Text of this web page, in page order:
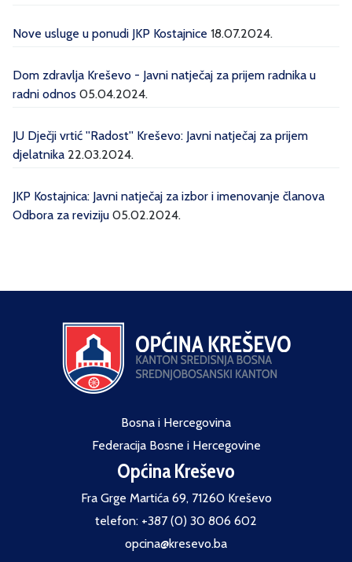
Nove usluge u ponudi JKP Kostajnice 18.07.2024.
Dom zdravlja Kreševo - Javni natječaj za prijem radnika u
radni odnos 05.04.2024.
JU Dječji vrtić ''Radost'' Kreševo: Javni natječaj za prijem
djelatnika 22.03.2024.
JKP Kostajnica: Javni natječaj za izbor i imenovanje članova
Odbora za reviziju 05.02.2024.
Bosna i Hercegovina
Federacija Bosne i Hercegovine
Općina Kreševo
Fra Grge Martića 69, 71260 Kreševo
telefon: +387 (0) 30 806 602
opcina@kresevo.ba